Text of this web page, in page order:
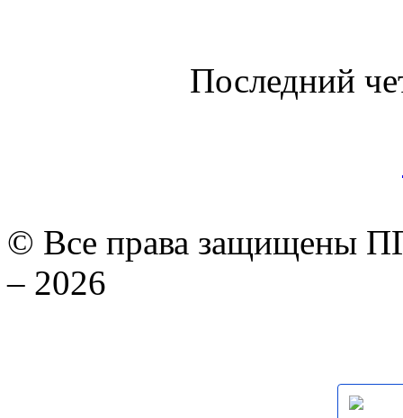
Последний
© Все права защищены
– 2026